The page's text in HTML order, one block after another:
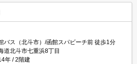
バス（北斗市）/函館スパビーチ前 徒歩1分
道北斗市七重浜8丁目
年
2階建